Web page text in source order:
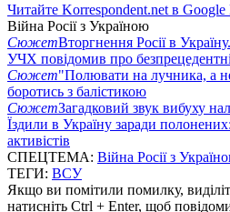
Читайте Korrespondent.net в Google
Війна Росії з Україною
СюжетВторгнення Росії в
УЧХ повідомив про
Сюжет"Полювати на лучника, а
боротись з балістикою
СюжетЗагадковий звук вибуху
Їздили в Україну заради
активістів
СПЕЦТЕМА: Війна Росії з
ТЕГИ: ВСУ
Якщо ви помітили помилку,
натисніть Ctrl + Enter, щоб